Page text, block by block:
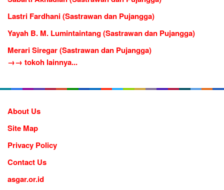
Lastri Fardhani (Sastrawan dan Pujangga)
Yayah B. M. Lumintaintang (Sastrawan dan Pujangga)
Merari Siregar (Sastrawan dan Pujangga)
→→ tokoh lainnya...
About Us
Site Map
Privacy Policy
Contact Us
asgar.or.id